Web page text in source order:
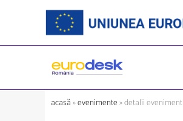
acasă»evenimente» detalii eveniment